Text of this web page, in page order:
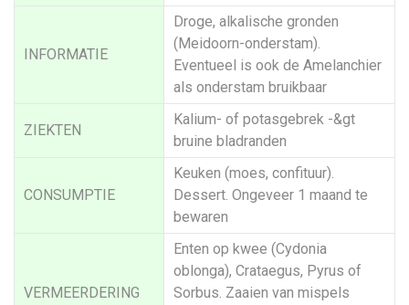
INFORMATIE
Droge, alkalische gronden
(Meidoorn-onderstam).
Eventueel is ook de Amelanchier
als onderstam bruikbaar
ZIEKTEN
Kalium- of potasgebrek -&gt
bruine bladranden
CONSUMPTIE
Keuken (moes, confituur).
Dessert. Ongeveer 1 maand te
bewaren
VERMEERDERING
Enten op kwee (Cydonia
oblonga), Crataegus, Pyrus of
Sorbus. Zaaien van mispels